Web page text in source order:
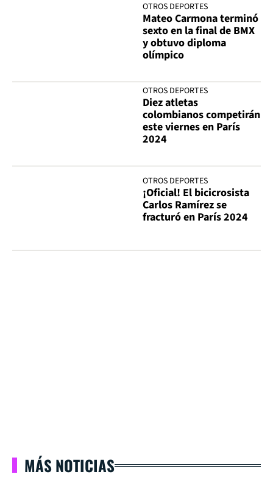
OTROS DEPORTES
Mateo Carmona terminó
sexto en la final de BMX
y obtuvo diploma
olímpico
OTROS DEPORTES
Diez atletas
colombianos competirán
este viernes en París
2024
OTROS DEPORTES
¡Oficial! El bicicrosista
Carlos Ramírez se
fracturó en París 2024
MÁS NOTICIAS